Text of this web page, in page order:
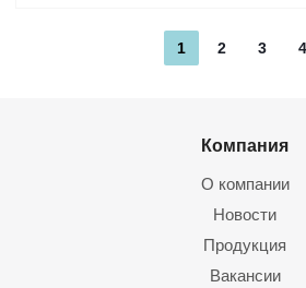
1 2 3 4
Компания
О компании
Новости
Продукция
Вакансии